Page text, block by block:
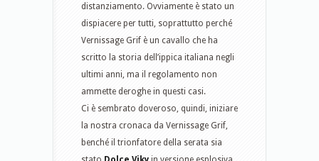
distanziamento. Ovviamente è stato un
dispiacere per tutti, soprattutto perché
Vernissage Grif è un cavallo che ha
scritto la storia dell’ippica italiana negli
ultimi anni, ma il regolamento non
ammette deroghe in questi casi.
Ci è sembrato doveroso, quindi, iniziare
la nostra cronaca da Vernissage Grif,
benché il trionfatore della serata sia